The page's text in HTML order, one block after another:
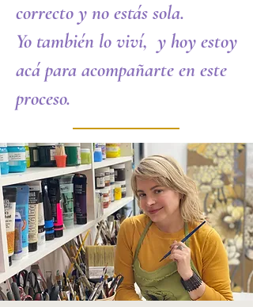
correcto y no estás sola.
Yo también lo viví, y hoy estoy
acá para acompañarte en este
proceso.